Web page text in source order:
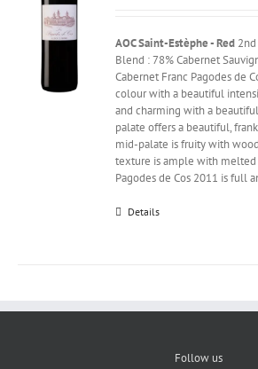
AOC Saint-Estèphe - Red
Blend : 78% Cabernet
Cabernet Franc Pagodes de
colour with a beautiful
and charming with a
palate offers a beautiful,
mid-palate is fruity with
texture is ample with melted
Pagodes de Cos 2011 is full
Details
Follow us